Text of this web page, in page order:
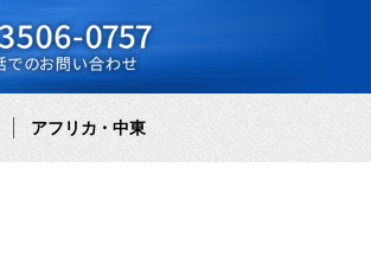
アフリカ・中東